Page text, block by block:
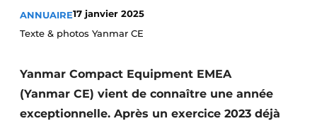
Termes et conditions
Video’s
Construction bois
ANNUAIRE17 janvier 2025
Texte & photos Yanmar CE
Yanmar Compact Equipment EMEA
(Yanmar CE) vient de connaître une année
exceptionnelle. Après un exercice 2023 déjà